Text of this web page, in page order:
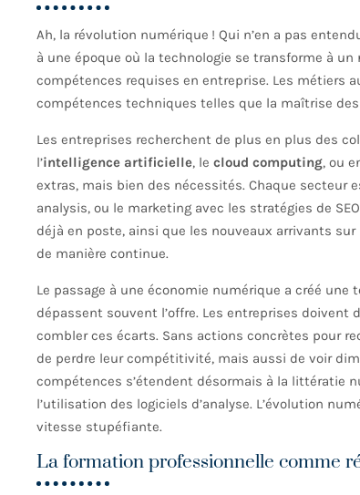
Ah, la révolution numérique ! Qui n’en a pas
à une époque où la technologie se transforme à
compétences requises en entreprise. Les métiers
compétences techniques telles que la maîtrise des
Les entreprises recherchent de plus en plus des
l’intelligence artificielle, le cloud computing, ou
extras, mais bien des nécessités. Chaque secteur
analysis, ou le marketing avec les stratégies de
déjà en poste, ainsi que les nouveaux arrivants
de manière continue.
Le passage à une économie numérique a créé
dépassent souvent l’offre. Les entreprises
combler ces écarts. Sans actions concrètes pour
de perdre leur compétitivité, mais aussi de voir
compétences s’étendent désormais à la littératie
l’utilisation des logiciels d’analyse. L’évolution
vitesse stupéfiante.
La formation professionnelle comme